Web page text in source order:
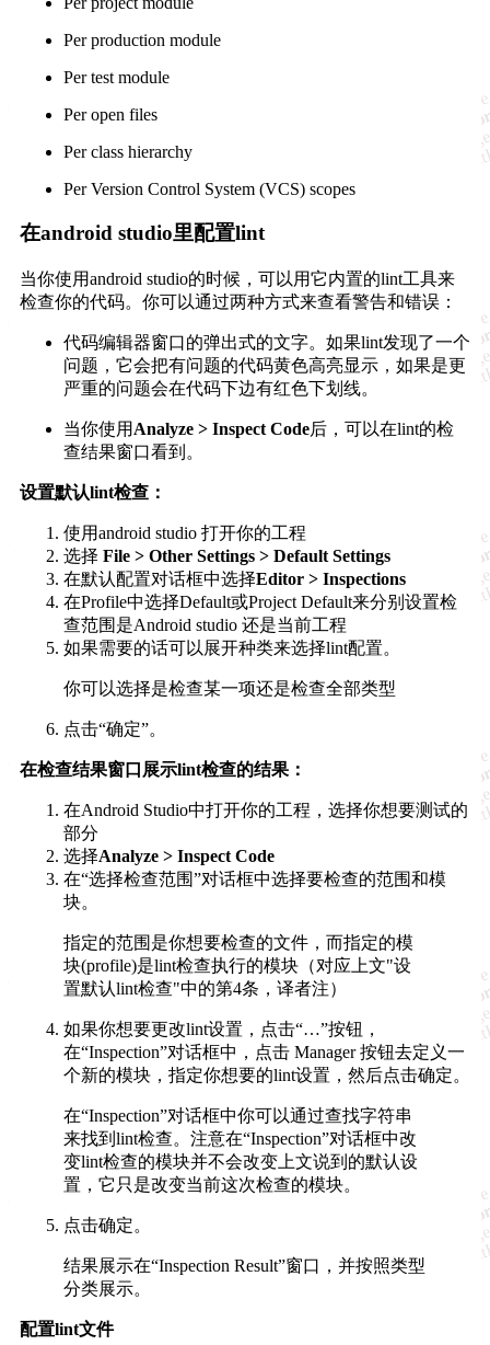
Per production module
Per test module
Per open files
Per class hierarchy
Per Version Control System (VCS) scopes
在android studio里配置lint
当你使用android studio的时候，可以用它内置的lint工具来
检查你的代码。你可以通过两种方式来查看警告和错误：
代码编辑器窗口的弹出式的文字。如果lint发现了一个
问题，它会把有问题的代码黄色高亮显示，如果是更
严重的问题会在代码下边有红色下划线。
当你使用 Analyze > Inspect Code后，可以在lint的检
查结果窗口看到。
设置默认lint检查：
使用android studio 打开你的工程
选择 File > Other Settings > Default Settings
在默认配置对话框中选择Editor > Inspections
在Profile中选择Default或Project Default来分别设置检
查范围是Android studio 还是当前工程
如果需要的话可以展开种类来选择lint配置。
你可以选择是检查某一项还是检查全部类型
点击“确定”。
在检查结果窗口展示lint检查的结果：
在Android Studio中打开你的工程，选择你想要测试的
部分
选择Analyze > Inspect Code
在“选择检查范围”对话框中选择要检查的范围和模
块。
指定的范围是你想要检查的文件，而指定的模
块(profile)是lint检查执行的模块（对应上文"设
置默认lint检查"中的第4条，译者注）
如果你想要更改lint设置，点击“…”按钮，
在“Inspection”对话框中，点击 Manager 按钮去定义一
个新的模块，指定你想要的lint设置，然后点击确定。
在“Inspection”对话框中你可以通过查找字符串
来找到lint检查。注意在“Inspection”对话框中改
变lint检查的模块并不会改变上文说到的默认设
置，它只是改变当前这次检查的模块。
点击确定。
结果展示在“Inspection Result”窗口，并按照类型
分类展示。
配置lint文件